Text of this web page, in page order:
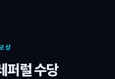
상
퍼럴 수당